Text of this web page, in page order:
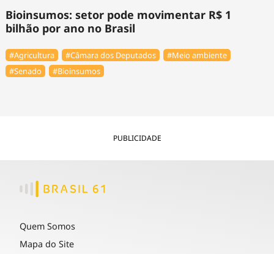
Bioinsumos: setor pode movimentar R$ 1
bilhão por ano no Brasil
#Agricultura #Câmara dos Deputados
#Meio ambiente
#Senado
#Bioinsumos
PUBLICIDADE
Quem Somos
Mapa do Site